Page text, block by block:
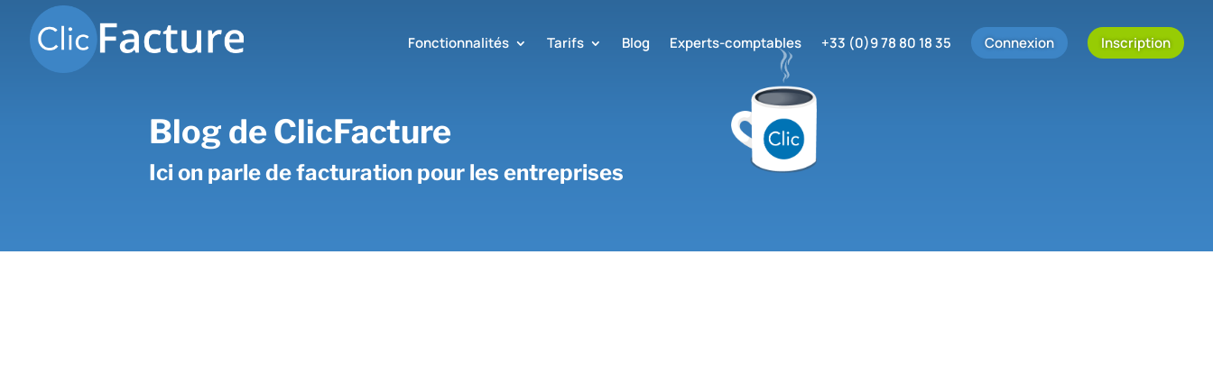
Fonctionnalités Tarifs Blog Experts-comptables +33 (0)9 78 80 18 35 Connexion Inscription
Blog de ClicFacture
Ici on parle de facturation pour les entreprises